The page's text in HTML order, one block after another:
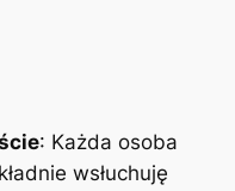
: Każda osoba
wsłuchuję